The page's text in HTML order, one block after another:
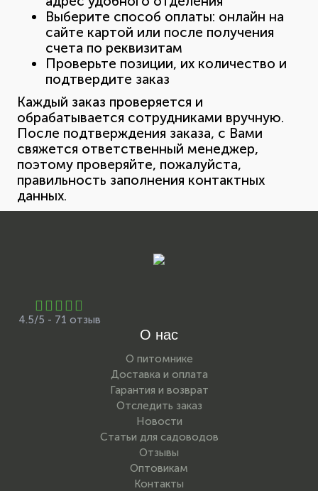
Выберите способ оплаты: онлайн на
сайте картой или после получения
счета по реквизитам
Проверьте позиции, их количество и
подтвердите заказ
Каждый заказ проверяется и
обрабатывается сотрудниками вручную.
После подтверждения заказа, с Вами
свяжется ответственный менеджер,
поэтому проверяйте, пожалуйста,
правильность заполнения контактных
данных.
4.5/5 - 71 отзыв
О нас
О питомнике
Доставка и оплата
Гарантия и возврат
Отследить заказ
Новости
Статьи для садоводов
Отзывы
Оптовикам
Контакты